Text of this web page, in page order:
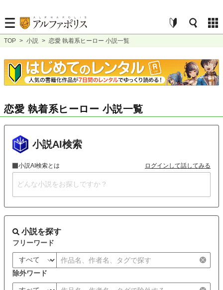
TOP > 小説 > 恋愛 執着系ヒーロー 小説一覧
恋愛 執着系ヒーロー 小説一覧
小説AI検索
小説AI検索とは ログインして話してみる
小説を探す
フリーワード
除外ワード